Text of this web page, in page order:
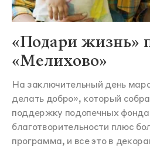
«Подари жизнь»
«Мелихово»
На заключительный день
делать добро», который
поддержку подопечных
благотворительности плюс
программа, и все это в